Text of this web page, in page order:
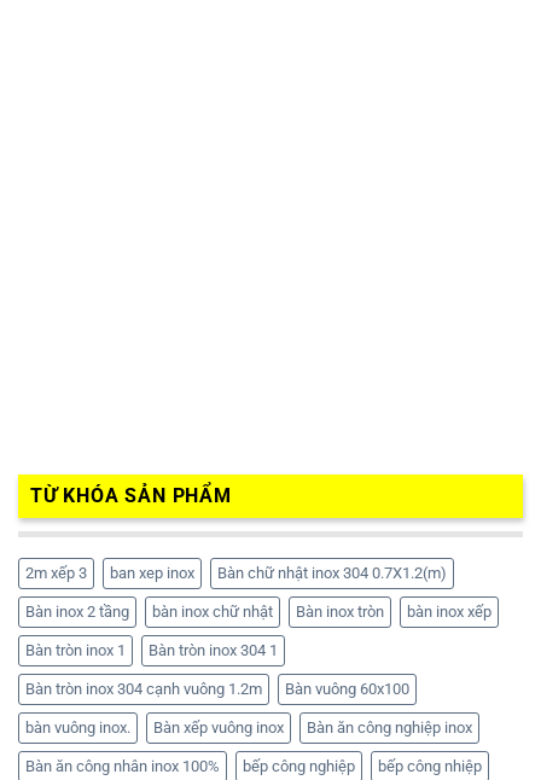
TỪ KHÓA SẢN PHẨM
2m xếp 3 ban xep inox Bàn chữ nhật inox 304 0.7X1.2(m)
Bàn inox 2 tầng bàn inox chữ nhật Bàn inox tròn bàn inox xếp
Bàn tròn inox 1 Bàn tròn inox 304 1
Bàn tròn inox 304 cạnh vuông 1.2m Bàn vuông 60x100
bàn vuông inox. Bàn xếp vuông inox Bàn ăn công nghiệp inox
Bàn ăn công nhân inox 100% bếp công nghiệp bếp công nhiệp